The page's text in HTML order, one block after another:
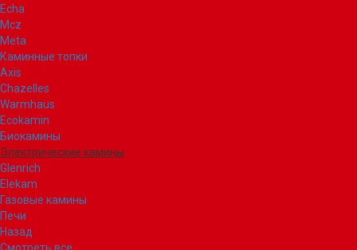
Echa
Mcz
Meta
Каминные топки
Axis
Chazelles
Warmhaus
Ecokamin
Биокамины
Электрические камины
Glenrich
Elekam
Газовые камины
Печи
Назад